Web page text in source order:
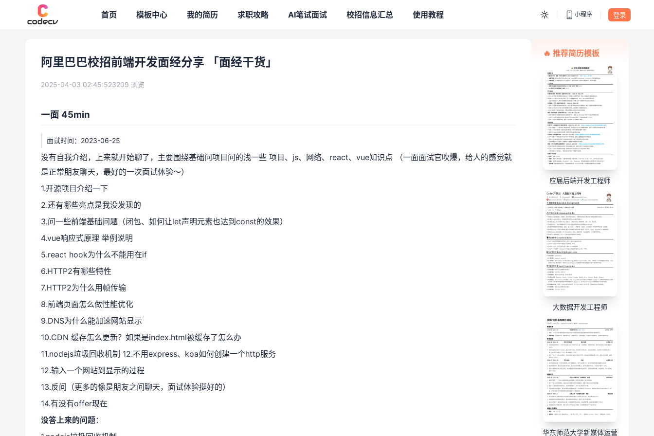
首页 模板中心 我的简历 求职攻略 AI笔试面试 校招信息汇总
专题模板 使用教程 小程序 登录
阿里巴巴校招前端开发面经分享 「面经干货」
2025-04-03 02:45:523209 浏览
一面 45min
面试时间：2023-06-25
没有自我介绍，上来就开始聊了，主要围绕基础问项目问的浅一些 项目、js、网络、react、vue知识点 （一面面试官吹爆，给人的感觉就
是正常朋友聊天，最好的一次面试体验～）
1.开源项目介绍一下
2.还有哪些亮点是我没发现的
3.问一些前端基础问题（闭包、如何让let声明元素也达到const的效果）
4.vue响应式原理 举例说明
5.react hook为什么不能用在if
6.HTTP2有哪些特性
7.HTTP2为什么用帧传输
8.前端页面怎么做性能优化
9.DNS为什么能加速网站显示
10.CDN 缓存怎么更新？如果是index.html被缓存了怎么办
11.nodejs垃圾回收机制 12.不用express、koa如何创建一个http服务
12.输入一个网站到显示的过程
13.反问（更多的像是朋友之间聊天，面试体验挺好的）
14.有没有offer现在
没答上来的问题：
🔥 推荐简历模板
应届后端开发工程师
大数据开发工程师
华东师范大学新媒体运营